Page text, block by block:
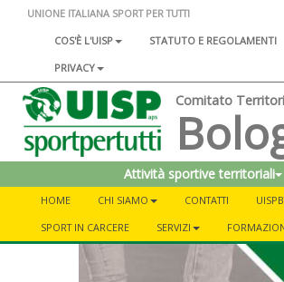
UNIONE ITALIANA SPORT PER TUTTI
COS'È L'UISP
STATUTO E REGOLAMENTI
PRIVACY
Comitato
Attività sportive territoriali
HOME CHI SIAMO CONTATTI
SPORT IN CARCERE
SERVIZI